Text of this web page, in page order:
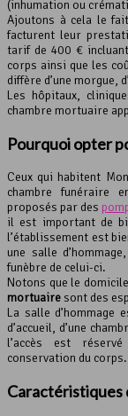
(inhumation ou
Ajoutons à cela le
facturent leur
tarif de 400 €
corps ainsi que les
diffère d’une morgue,
Les hôpitaux,
chambre mortuaire
Pourquoi opter
Ceux qui habitent
chambre funéraire
proposés par des
il est important de
l’établissement est
une salle
funèbre de celui-ci.
Notons que le
mortuaire sont des
La salle d’hommage
d’accueil, d’une
l’accès est
conservation du corps.
Caractéristiques